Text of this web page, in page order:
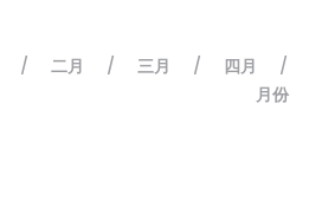
/ 二月 / 三月 / 四月 /
月份